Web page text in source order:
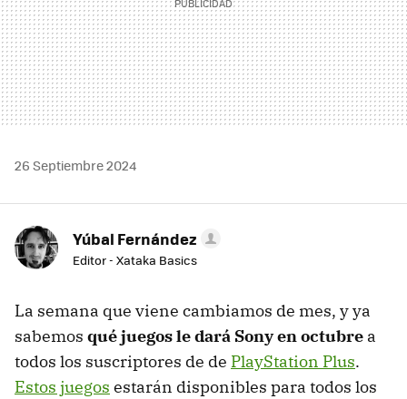
26 Septiembre 2024
Yúbal Fernández
Editor - Xataka Basics
La semana que viene cambiamos de mes, y ya
sabemos qué juegos le dará Sony en octubre a
todos los suscriptores de de PlayStation Plus.
Estos juegos estarán disponibles para todos los